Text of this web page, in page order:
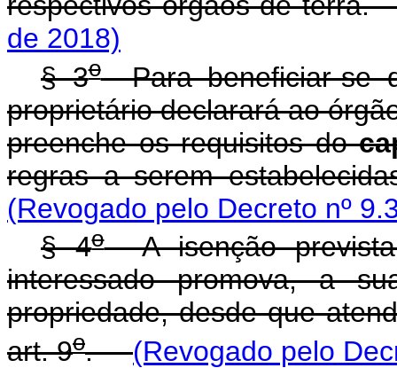
de 2018)
§ 3oPara beneficiar-se
proprietário declarará ao
preenche os requisitos do
regras a serem
(Revogado pelo Decreto nº
§ 4oA isenção prevista
interessado promova, a
propriedade, desde que
art. 9o.(Revogado pelo